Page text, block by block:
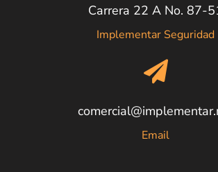
Carrera 22 A No. 87-
Implementar Seguridad
Email